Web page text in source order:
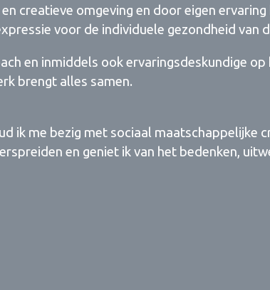
creatieve omgeving en door eigen
voor de individuele gezondheid van
en inmiddels ook ervaringsdeskundige op
brengt alles samen.
ik me bezig met sociaal maatschappelijke
en geniet ik van het bedenken,